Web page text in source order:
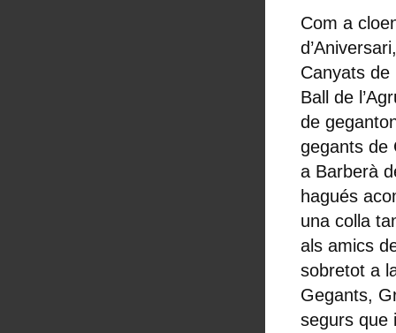
Com a
Canyats
Ball de
de
gegants de
a Barberà
hagués
una colla
als amics
sobretot a
Gegants,
segurs que